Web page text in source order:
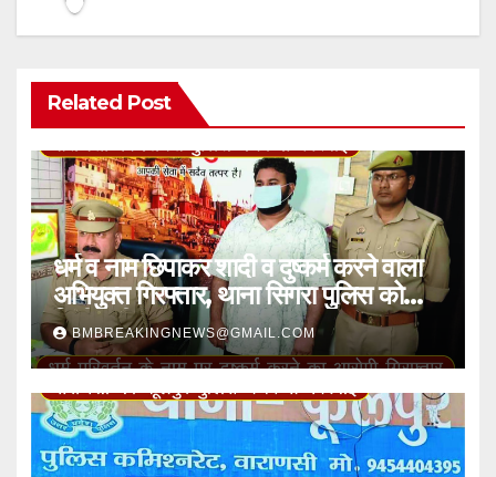
Related Post
धर्म व नाम छिपाकर शादी व दुष्कर्म करने वाला
अभियुक्त गिरफ्तार, थाना सिगरा पुलिस को
मिली बड़ी सफलता
BMBREAKINGNEWS@GMAIL.COM